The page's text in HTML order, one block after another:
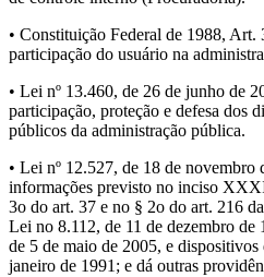
• Constituição Federal de 1988, Art.
participação do usuário na
• Lei nº 13.460, de 26 de junho de
participação, proteção e defesa dos
públicos da administração pública.
• Lei nº 12.527, de 18 de novembro
informações previsto no inciso
3o do art. 37 e no § 2o do art. 216
Lei no 8.112, de 11 de dezembro de
de 5 de maio de 2005, e
janeiro de 1991; e dá outras